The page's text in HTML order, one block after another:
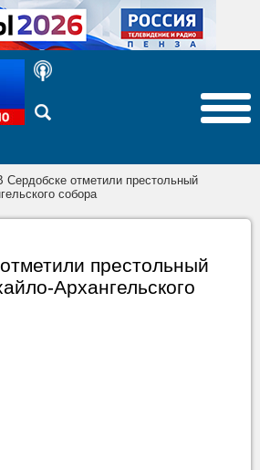
Сердобске отметили престольный
собора
престольный
Архангельского